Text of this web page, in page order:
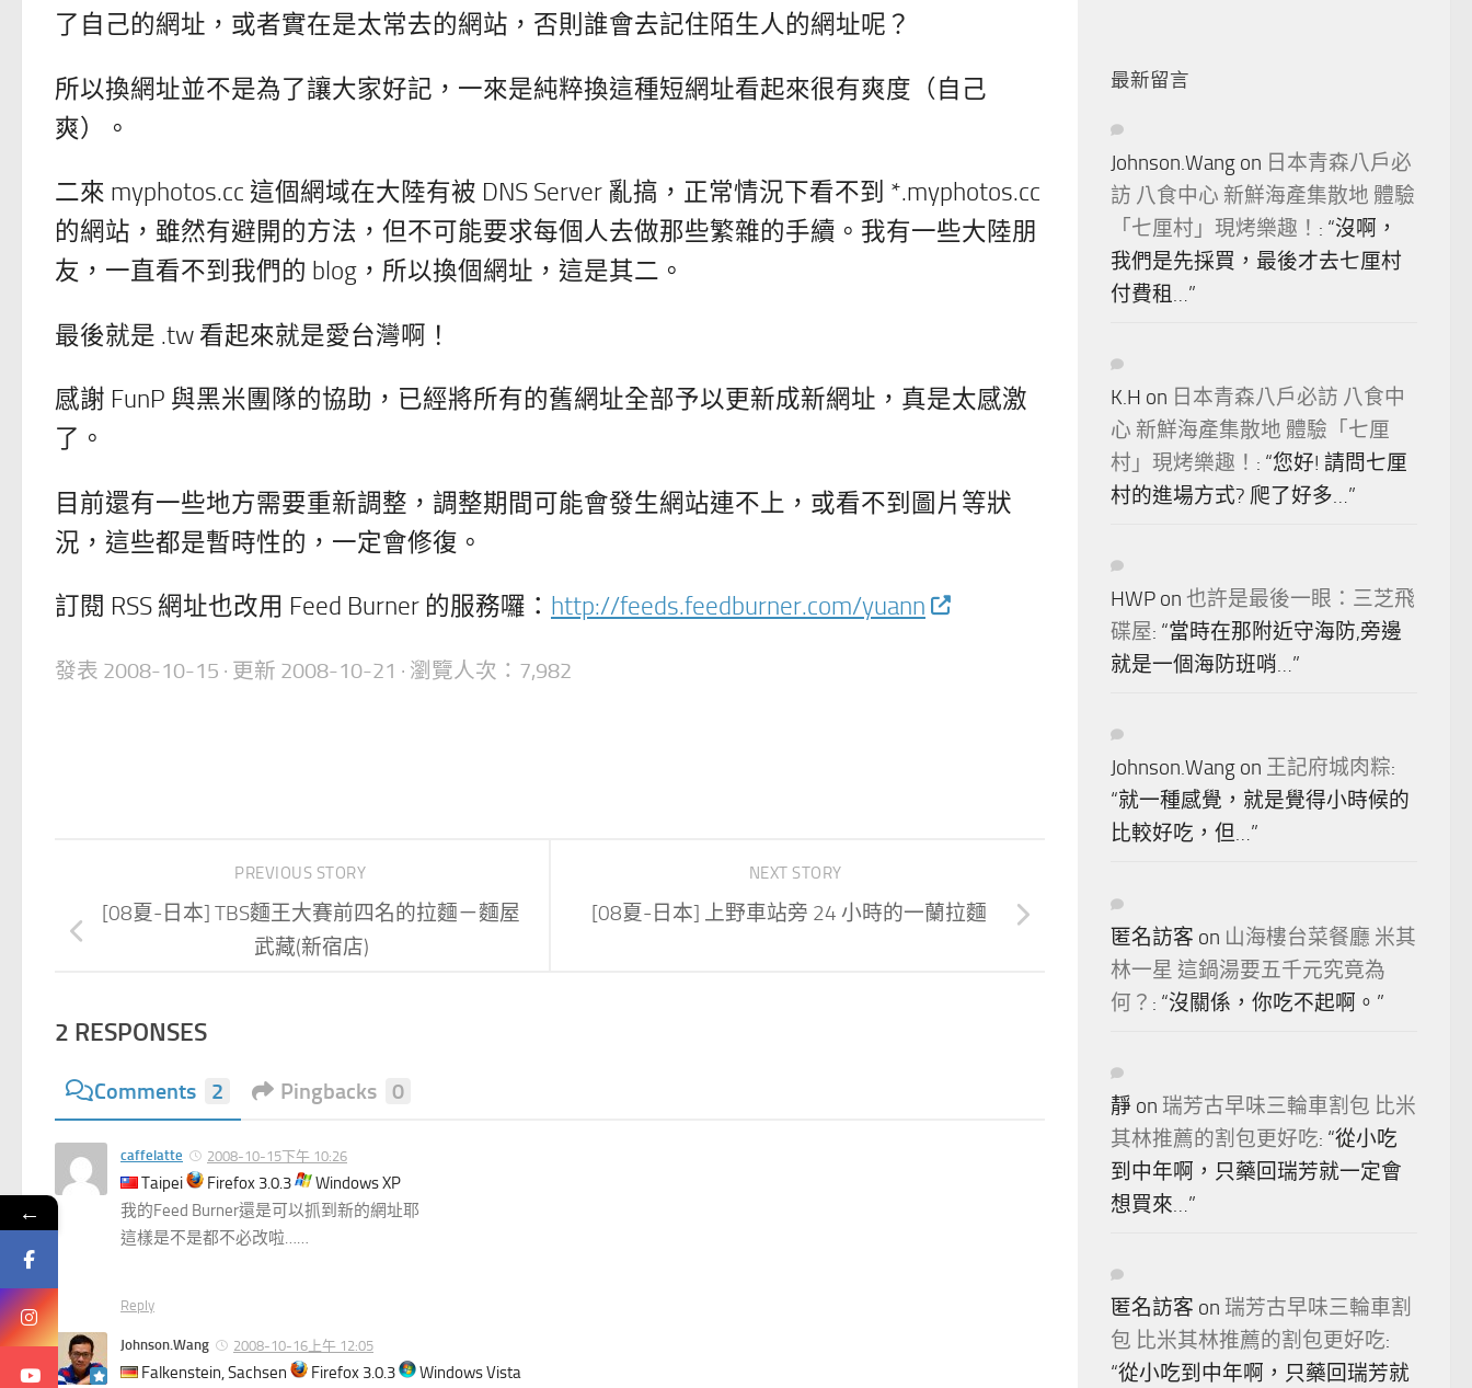
了自己的網址，或者實在是太常去的網站，否則誰會去記住陌生人的網址呢？
所以換網址並不是為了讓大家好記，一來是純粹換這種短網址看起來很有爽度（自己
爽）。
二來 myphotos.cc 這個網域在大陸有被 DNS Server 亂搞，正常情況下看不到 *.myphotos.cc
的網站，雖然有避開的方法，但不可能要求每個人去做那些繁雜的手續。我有一些大陸朋
友，一直看不到我們的 blog，所以換個網址，這是其二。
最後就是 .tw 看起來就是愛台灣啊！
感謝 FunP 與黑米團隊的協助，已經將所有的舊網址全部予以更新成新網址，真是太感激
了。
目前還有一些地方需要重新調整，調整期間可能會發生網站連不上，或看不到圖片等狀
況，這些都是暫時性的，一定會修復。
訂閱 RSS 網址也改用 Feed Burner 的服務囉： http://feeds.feedburner.com/yuann
發表 2008-10-15 · 更新 2008-10-21 · 瀏覽人次：7,982
NEXT STORY
[08夏-日本] 上野車站旁 24 小時的一蘭拉麵
PREVIOUS STORY
[08夏-日本] TBS麵王大賽前四名的拉麵－麵屋
武藏(新宿店)
2 RESPONSES
Comments 2 Pingbacks 0
caffelatte 2008-10-15下午 10:26
Taipei Firefox 3.0.3
Windows XP
我的Feed Burner還是可以抓到新的網址耶
這樣是不是都不必改啦……
Reply
Johnson.Wang 2008-10-16上午 12:05
Falkenstein, Sachsen Firefox 3.0.3
Windows Vista
最新留言
Johnson.Wang on 日本青森八戶必
訪 八食中心 新鮮海產集散地 體驗
「七厘村」現烤樂趣！ : “沒啊，
我們是先採買，最後才去七厘村
付費租…”
K.H on 日本青森八戶必訪 八食中
心 新鮮海產集散地 體驗「七厘
村」現烤樂趣！ : “您好! 請問七厘
村的進場方式? 爬了好多…”
HWP on 也許是最後一眼：三芝飛
碟屋: “當時在那附近守海防,旁邊
就是一個海防班哨…”
Johnson.Wang on 王記府城肉粽:
“就一種感覺，就是覺得小時候的
比較好吃，但…”
匿名訪客 on 山海樓台菜餐廳 米其
林一星 這鍋湯要五千元究竟為
何？ : “沒關係，你吃不起啊。 ”
靜 on 瑞芳古早味三輪車割包 比米
其林推薦的割包更好吃: “從小吃
到中年啊，只藥回瑞芳就一定會
想買來…”
匿名訪客 on 瑞芳古早味三輪車割
包 比米其林推薦的割包更好吃:
“從小吃到中年啊，只藥回瑞芳就
←